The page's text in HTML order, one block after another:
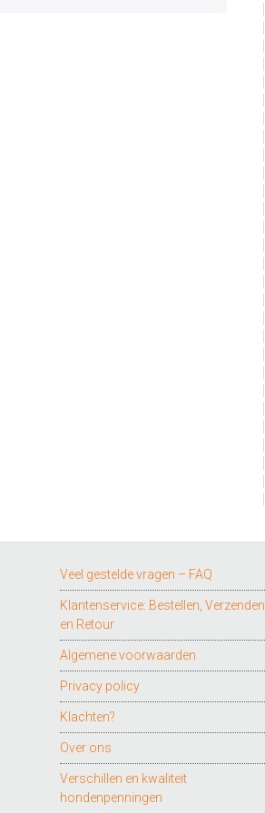
Veel gestelde vragen – FAQ
Klantenservice: Bestellen, Verzenden
en Retour
Algemene voorwaarden
Privacy policy
Klachten?
Over ons
Verschillen en kwaliteit
hondenpenningen